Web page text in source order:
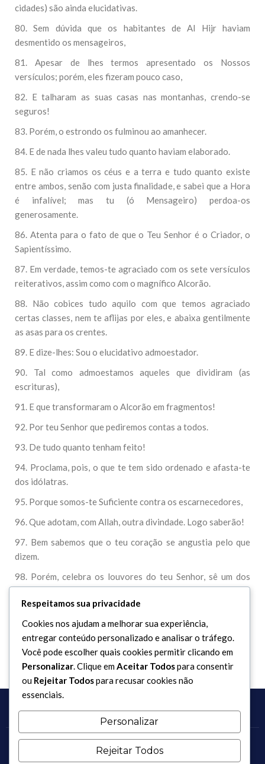
cidades) são ainda elucidativas.
80. Sem dúvida que os habitantes de Al Hijr haviam
desmentido os mensageiros,
81. Apesar de lhes termos apresentado os Nossos
versículos; porém, eles fizeram pouco caso,
82. E talharam as suas casas nas montanhas, crendo-se
seguros!
83. Porém, o estrondo os fulminou ao amanhecer.
84. E de nada lhes valeu tudo quanto haviam elaborado.
85. E não criamos os céus e a terra e tudo quanto existe
entre ambos, senão com justa finalidade, e sabei que a Hora
é infalível; mas tu (ó Mensageiro) perdoa-os
generosamente.
86. Atenta para o fato de que o Teu Senhor é o Criador, o
Sapientíssimo.
87. Em verdade, temos-te agraciado com os sete versículos
reiterativos, assim como com o magnífico Alcorão.
88. Não cobices tudo aquilo com que temos agraciado
certas classes, nem te aflijas por eles, e abaixa gentilmente
as asas para os crentes.
89. E dize-lhes: Sou o elucidativo admoestador.
90. Tal como admoestamos aqueles que dividiram (as
escrituras),
91. E que transformaram o Alcorão em fragmentos!
92. Por teu Senhor que pediremos contas a todos.
93. De tudo quanto tenham feito!
94. Proclama, pois, o que te tem sido ordenado e afasta-te
dos idólatras.
95. Porque somos-te Suficiente contra os escarnecedores,
96. Que adotam, com Allah, outra divindade. Logo saberão!
97. Bem sabemos que o teu coração se angustia pelo que
dizem.
98. Porém, celebra os louvores do teu Senhor, sê um dos
prostrados.
99. E adora ao teu Senhor até que te chegue a Hora da
certeza.
Copyright 2017 - 2026 / Todos os direitos reservados.
Respeitamos sua privacidade
Cookies nos ajudam a melhorar sua experiência,
entregar conteúdo personalizado e analisar o tráfego.
Você pode escolher quais cookies permitir clicando em
Personalizar. Clique emAceitar Todospara consentir
ou Rejeitar Todospara recusar cookies não
essenciais.
Personalizar
Rejeitar Todos